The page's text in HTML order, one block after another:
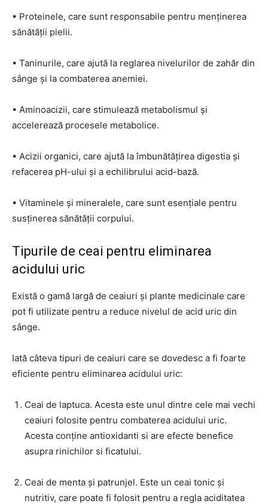
• Proteinele, care sunt responsabile pentru menținerea
sănătății pielii.
• Taninurile, care ajută la reglarea nivelurilor de zahăr din
sânge și la combaterea anemiei.
• Aminoacizii, care stimulează metabolismul și
accelerează procesele metabolice.
• Acizii organici, care ajută la îmbunătățirea digestia și
refacerea pH-ului și a echilibrului acid-bază.
• Vitaminele și mineralele, care sunt esențiale pentru
susținerea sănătății corpului.
Tipurile de ceai pentru eliminarea
acidului uric
Există o gamă largă de ceaiuri și plante medicinale care
pot fi utilizate pentru a reduce nivelul de acid uric din
sânge.
Iată câteva tipuri de ceaiuri care se dovedesc a fi foarte
eficiente pentru eliminarea acidului uric:
Ceai de laptuca. Acesta este unul dintre cele mai vechi
ceaiuri folosite pentru combaterea acidului uric.
Acesta conține antioxidanti si are efecte benefice
asupra rinichilor si ficatului.
Ceai de menta și patrunjel. Este un ceai tonic și
nutritiv, care poate fi folosit pentru a regla aciditatea